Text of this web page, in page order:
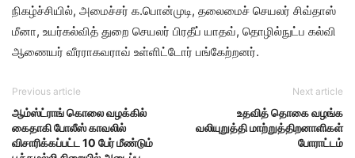
நிகழ்ச்சியில், அமைச்சர் க.பொன்முடி, தலைமைச் செயலர் சிவ்தாஸ்
மீனா, உயர்கல்வித் துறை செயலர் பிரதீப் யாதவ், தொழில்நுட்ப கல்வி
ஆணையர் வீரராகவராவ் உள்ளிட்டோர் பங்கேற்றனர்.
Previous article
ஆம்ஸ்ட்ராங் கொலை வழக்கில்
கைதாகி போலீஸ் காவலில்
விசாரிக்கப்பட்ட 10 பேர் மீண்டும்
Next article
உதவித் தொகை வழங்க
வலியுறுத்தி மாற்றுத்திறனாளிகள்
போராட்டம்